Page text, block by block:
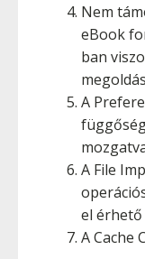
Nem
eBook
ban
A
A File
el érhető
A Cache